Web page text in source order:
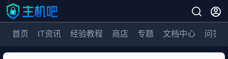
首页 IT资讯 经验教程 商店 专题 文档中心 问答